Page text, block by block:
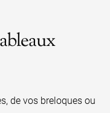
de vos breloques ou